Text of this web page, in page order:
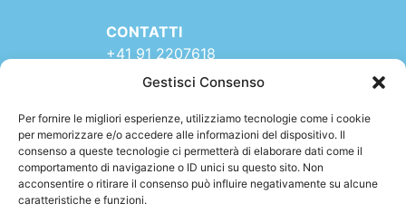
Gestisci Consenso
Per fornire le migliori esperienze, utilizziamo tecnologie come i cookie
per memorizzare e/o accedere alle informazioni del dispositivo. Il
consenso a queste tecnologie ci permetterà di elaborare dati come il
comportamento di navigazione o ID unici su questo sito. Non
acconsentire o ritirare il consenso può influire negativamente su alcune
caratteristiche e funzioni.
TRAVELMADE – SEDE:
Via Rinaldo Simen 16
6900 LUGANO (TI)
SWITZERLAND
CONTATTI
+41 91 2207618
+41 77 9662971